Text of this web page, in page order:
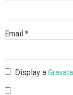
Email *
Display a